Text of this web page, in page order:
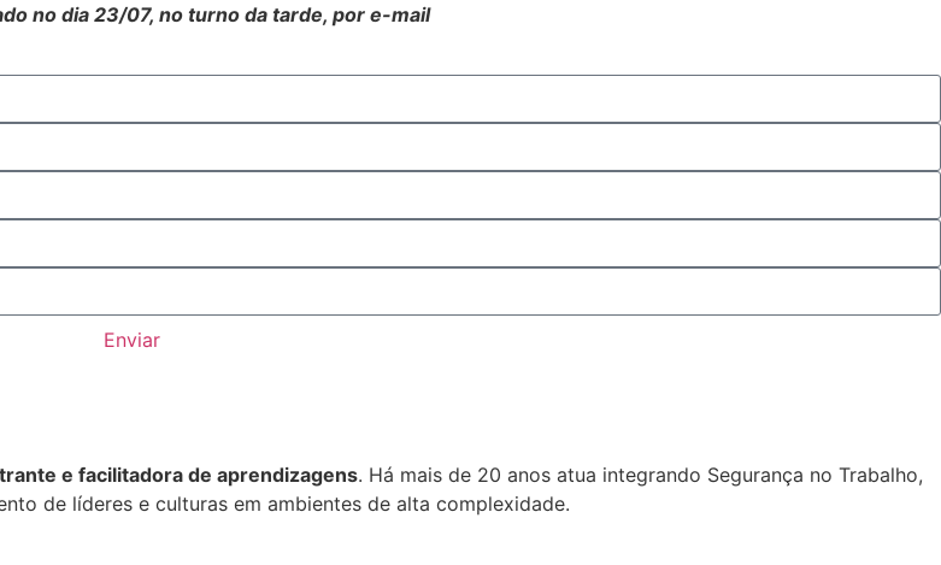
no dia 23/07, no turno da tarde, por e-mail
Enviar
e facilitadora de aprendizagens. Há mais de 20 anos atua integrando Segurança no Trabalho,
de líderes e culturas em ambientes de alta complexidade.